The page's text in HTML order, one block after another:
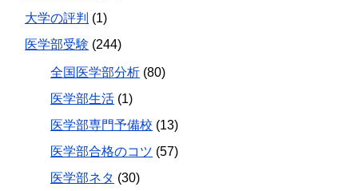
大学の評判 (1)
医学部受験 (244)
全国医学部分析 (80)
医学部生活 (1)
医学部専門予備校 (13)
医学部合格のコツ (57)
医学部ネタ (30)